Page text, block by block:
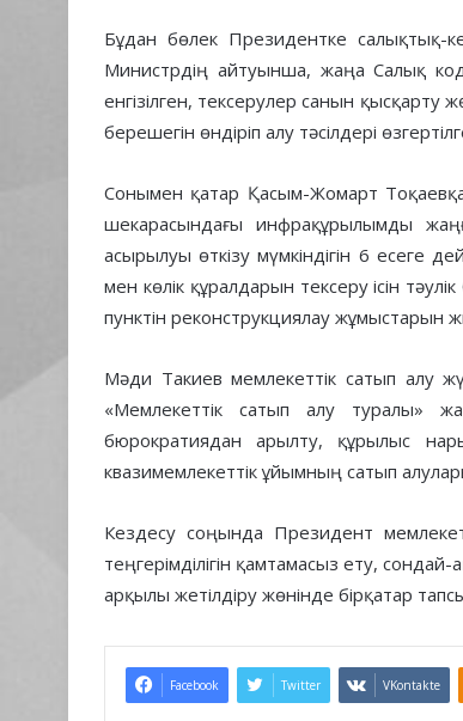
Бұдан бөлек Президентке салықтық-
Министрдің айтуынша, жаңа Салық
енгізілген, тексерулер санын
берешегін өндіріп алу тәсілдері
Сонымен қатар Қасым-Жомарт
шекарасындағы инфрақұрылымды
асырылуы өткізу мүмкіндігін 6 есеге
мен көлік құралдарын тексеру ісін
пунктін реконструкциялау жұмыстарын
Мәди Такиев мемлекеттік сатып алу
«Мемлекеттік сатып алу туралы»
бюрократиядан арылту, құрылыс
квазимемлекеттік ұйымның сатып
Кездесу соңында Президент
теңгерімділігін қамтамасыз ету,
арқылы жетілдіру жөнінде бірқатар
Facebook Twitter VKontakte